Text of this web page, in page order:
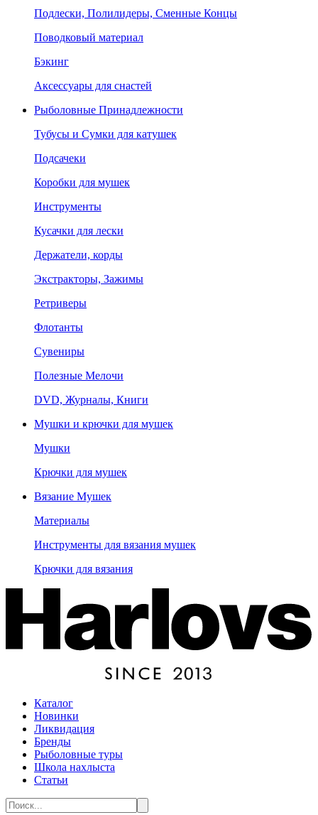
Подлески, Полилидеры, Сменные Концы
Поводковый материал
Бэкинг
Аксессуары для снастей
Рыболовные Принадлежности
Тубусы и Сумки для катушек
Подсачеки
Коробки для мушек
Инструменты
Кусачки для лески
Держатели, корды
Экстракторы, Зажимы
Ретриверы
Флотанты
Сувениры
Полезные Мелочи
DVD, Журналы, Книги
Мушки и крючки для мушек
Мушки
Крючки для мушек
Вязание Мушек
Материалы
Инструменты для вязания мушек
Крючки для вязания
Каталог
Новинки
Ликвидация
Бренды
Рыболовные туры
Школа нахлыста
Статьи